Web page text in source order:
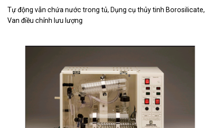
Tự động vẫn chứa nước trong tủ, Dụng cụ thủy tinh Borosilicate,
Van điều chỉnh lưu lượng